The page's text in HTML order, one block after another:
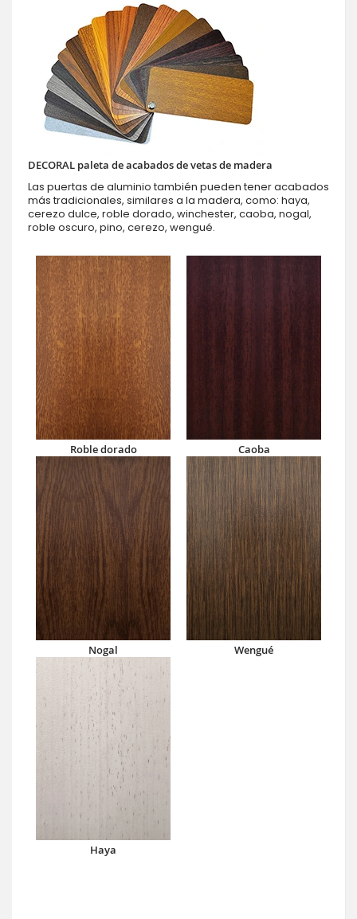
DECORAL paleta de acabados de vetas de madera
Las puertas de aluminio también pueden tener acabados
más tradicionales, similares a la madera, como: haya,
cerezo dulce, roble dorado, winchester, caoba, nogal,
roble oscuro, pino, cerezo, wengué.
Roble dorado Caoba
Nogal Wengué
Haya